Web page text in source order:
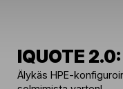
IQUOTE 2.0:
Älykäs HPE-